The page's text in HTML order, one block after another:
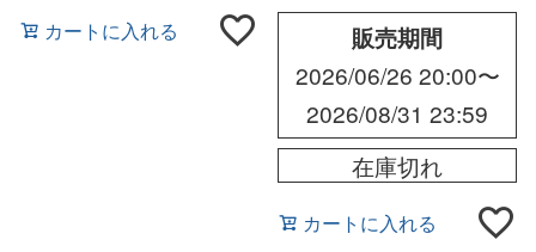
カートに入れる 販売期間
2026/06/26 20:00〜
2026/08/31 23:59
在庫切れ
カートに入れる